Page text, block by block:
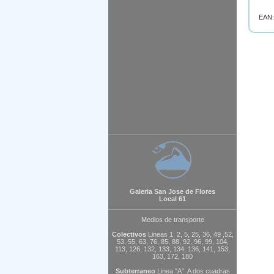
Galeria San Jose de Flores
Local 61
Medios de transporte
ColectivosLineas 1, 2, 5, 25, 36, 49 ,52,
53, 55, 63, 76, 85, 88, 92, 96, 99, 104,
113, 126, 132, 133, 134, 136, 141, 153,
163, 172, 180
Subterraneo Linea "A". A dos cuadras